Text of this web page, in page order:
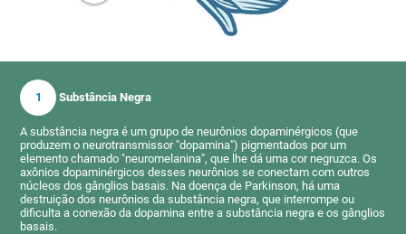
1 Substância Negra
A substância negra é um grupo de neurônios dopaminérgicos (que
produzem o neurotransmissor "dopamina") pigmentados por um
elemento chamado "neuromelanina", que lhe dá uma cor negruzca. Os
axônios dopaminérgicos desses neurônios se conectam com outros
núcleos dos gânglios basais. Na doença de Parkinson, há uma
destruição dos neurônios da substância negra, que interrompe ou
dificulta a conexão da dopamina entre a substância negra e os gânglios
basais.